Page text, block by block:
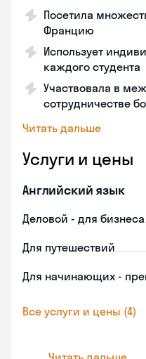
Посетила
Францию
Использует
каждого студента
Участвовала в
сотрудничестве
Читать дальше
Услуги и цены
Английский язык
Деловой - для бизнеса
Для путешествий
Для начинающих -
Все услуги и цены (4)